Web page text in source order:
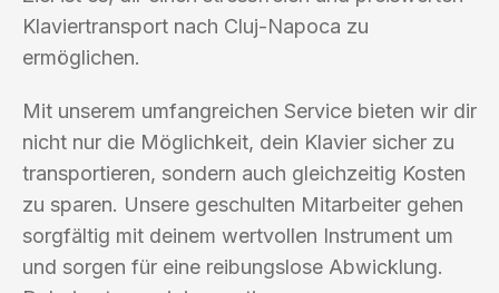
Klaviertransport nach Cluj-Napoca zu
ermöglichen.
Mit unserem umfangreichen Service bieten wir dir
nicht nur die Möglichkeit, dein Klavier sicher zu
transportieren, sondern auch gleichzeitig Kosten
zu sparen. Unsere geschulten Mitarbeiter gehen
sorgfältig mit deinem wertvollen Instrument um
und sorgen für eine reibungslose Abwicklung.